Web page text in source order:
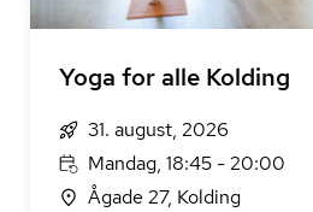
Yoga for alle Kolding
31. august, 2026
Mandag, 18:45 - 20:00
Ågade 27, Kolding